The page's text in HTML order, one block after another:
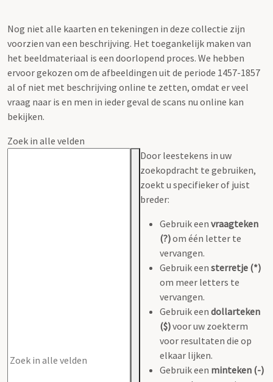
Nog niet alle kaarten en tekeningen in deze collectie zijn
voorzien van een beschrijving. Het toegankelijk maken van
het beeldmateriaal is een doorlopend proces. We hebben
ervoor gekozen om de afbeeldingen uit de periode 1457-1857
al of niet met beschrijving online te zetten, omdat er veel
vraag naar is en men in ieder geval de scans nu online kan
bekijken.
Zoek in alle velden
Door leestekens in uw
zoekopdracht te gebruiken,
zoekt u specifieker of juist
breder:
Gebruik een vraagteken
(?)om één letter te
vervangen.
Gebruik een sterretje (*)
om meer letters te
vervangen.
Gebruik een dollarteken
($)voor uw zoekterm
voor resultaten die op
elkaar lijken.
Gebruik een minteken (-)